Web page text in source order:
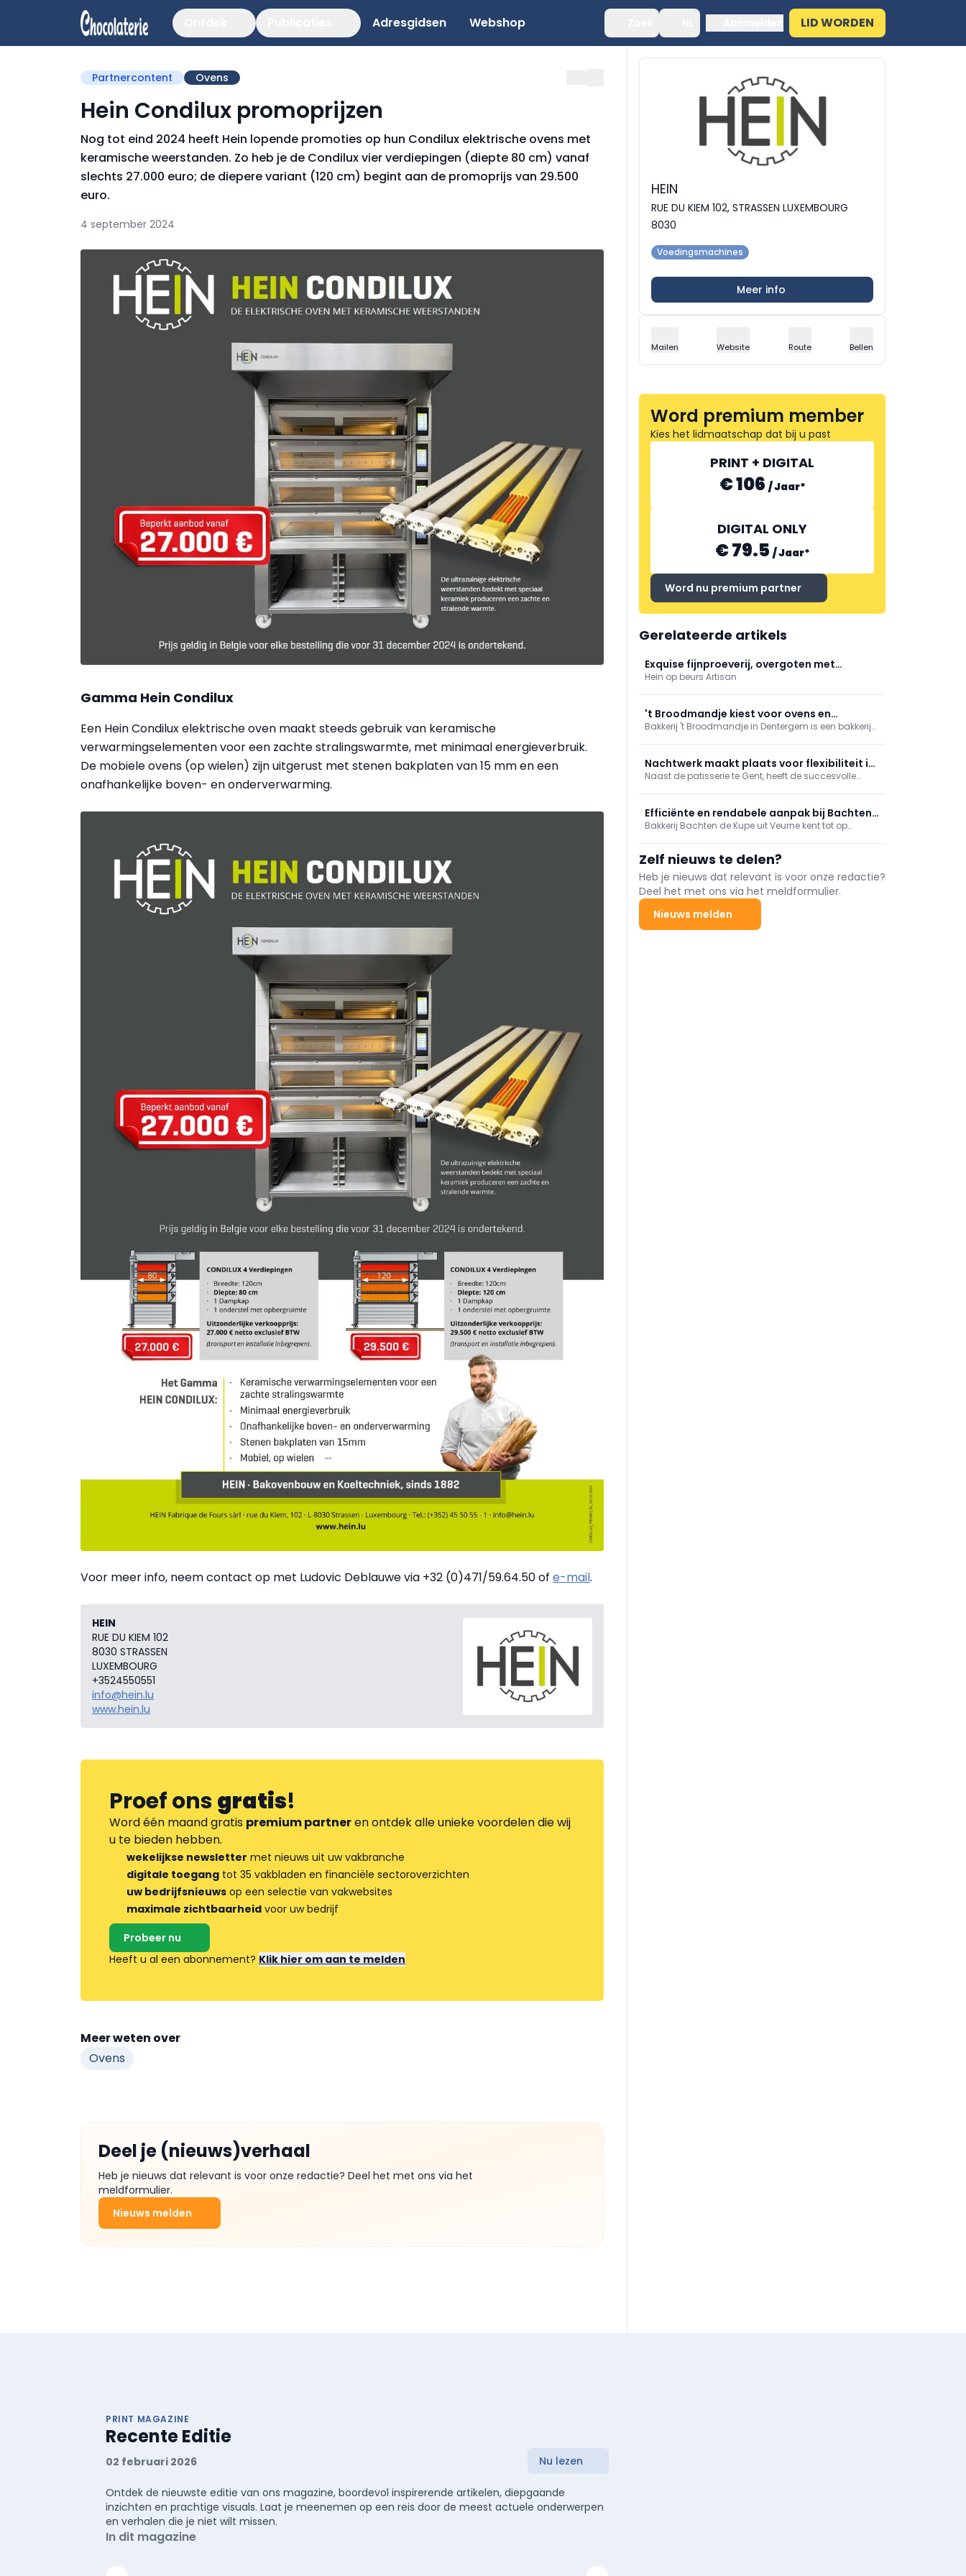
Adresgidsen Webshop LID WORDEN
Partnercontent Ovens
Hein Condilux promoprijzen
Nog tot eind 2024 heeft Hein lopende promoties op hun Condilux elektrische ovens met
keramische weerstanden. Zo heb je de Condilux vier verdiepingen (diepte 80 cm) vanaf
slechts 27.000 euro; de diepere variant (120 cm) begint aan de promoprijs van 29.500
euro.
4 september 2024
Gamma Hein Condilux
Een Hein Condilux elektrische oven maakt steeds gebruik van keramische
verwarmingselementen voor een zachte stralingswarmte, met minimaal energieverbruik.
De mobiele ovens (op wielen) zijn uitgerust met stenen bakplaten van 15 mm en een
onafhankelijke boven- en onderverwarming.
Voor meer info, neem contact op met Ludovic Deblauwe via +32 (0)471/59.64.50 of e-mail.
HEIN
RUE DU KIEM 102
8030 STRASSEN
LUXEMBOURG
+3524550551
info@hein.lu
www.hein.lu
Proef onsgratis!
Word één maand gratis premium partneren ontdek alle unieke voordelen die wij
u te bieden hebben.
wekelijkse newsletter met nieuws uit uw vakbranche
digitale toegang tot 35 vakbladen en financiële sectoroverzichten
uw bedrijfsnieuws op een selectie van vakwebsites
maximale zichtbaarheid voor uw bedrijf
Probeer nu
Heeft u al een abonnement? Klik hier om aan te melden
Meer weten over
Ovens
Deel je (nieuws)verhaal
Heb je nieuws dat relevant is voor onze redactie? Deel het met ons via het
meldformulier.
Nieuws melden
HEIN
RUE DU KIEM 102, STRASSEN LUXEMBOURG
8030
Voedingsmachines
Meer info
Mailen Website Route Bellen
Word premium member
Kies het lidmaatschap dat bij u past
PRINT + DIGITAL
€ 106 /Jaar*
DIGITAL ONLY
€ 79.5 /Jaar*
Word nu premium partner
Gerelateerde artikels
Exquise fijnproeverij, overgoten met
ouderwetse gezelligheid
Hein op beurs Artisan
't Broodmandje kiest voor ovens en
koeltechniek van Hein
Bakkerij 't Broodmandje in Dentergem is een bakkerij
zoon Gert-Jan de fakkel over van zijn vader. Eén ding
hebben ze gemeen. Ze kiezen beiden steevast voor
machines van Hein.
Nachtwerk maakt plaats voor flexibiliteit in
The Bakery
Naast de patisserie te Gent, heeft de succesvolle
organisatie vooraf. Onze redactie bracht The Bakery
een bezoek.
Efficiënte en rendabele aanpak bij Bachten
de Kupe
Bakkerij Bachten de Kupe uit Veurne kent tot op
rotatieovens, remrijskasten en een Flex-UV van
machinefabrikant Hein. Dit met het oog op een
maximale productie en efficiënte werkomgeving. En
het is het samenspel van deze machines dat de
bakkerij tot een succesverhaal bombardeert.
Zelf nieuws te delen?
Heb je nieuws dat relevant is voor onze redactie?
Deel het met ons via het meldformulier.
Nieuws melden
PRINT MAGAZINE
Recente Editie
02 februari 2026 Nu lezen
Ontdek de nieuwste editie van ons magazine, boordevol inspirerende artikelen, diepgaande
inzichten en prachtige visuals. Laat je meenemen op een reis door de meest actuele onderwerpen
en verhalen die je niet wilt missen.
In dit magazine